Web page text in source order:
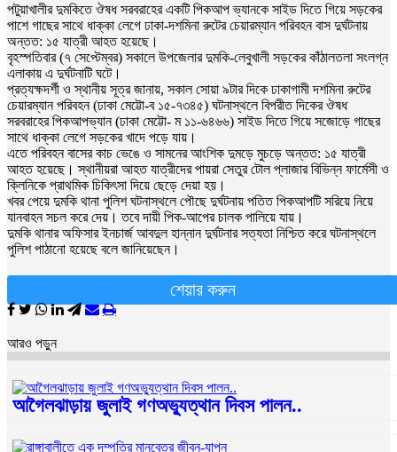
পটুয়াখালীর দুমকিতে ঔষধ সরবরাহের একটি পিকআপ ভ্যানকে সাইড দিতে গিয়ে সড়কের
পাশে গাছের সাথে ধাক্কা লেগে ঢাকা-দশমিনা রুটের চেয়ারম্যান পরিবহন বাস দুর্ঘটনায়
অন্তত: ১৫ যাত্রী আহত হয়েছে।
বৃহস্পতিবার (৭ সেপ্টেম্বর) সকালে উপজেলার দুমকি-লেবুখালী সড়কের কাঁঠালতলা সংলগ্ন
এলাকায় এ দুর্ঘটনাটি ঘটে।
প্রত্যক্ষদর্শী ও স্থানীয় সূত্র জানায়, সকাল সোয়া ৯টার দিকে ঢাকাগামী দশমিনা রুটের
চেয়ারম্যান পরিবহন (ঢাকা মেট্টো-ব ১৫-৭৩৪৫) ঘটনাস্থলে বিপরীত দিকের ঔষধ
সরবরাহের পিকআপভ্যান (ঢাকা মেট্টো- ম ১১-৬৪৬৬) সাইড দিতে গিয়ে সজোড়ে গাছের
সাথে ধাক্কা লেগে সড়কের খাদে পড়ে যায়।
এতে পরিবহন বাসের কাচ ভেঙে ও সামনের আংশিক দুমড়ে মুচড়ে অন্তত: ১৫ যাত্রী
আহত হয়েছে। স্থানীয়রা আহত যাত্রীদের পায়রা সেতুর টোল প্লাজার বিভিন্ন ফার্মেসী ও
ক্লিনিকে প্রাথমিক চিকিৎসা দিয়ে ছেড়ে দেয়া হয়।
খবর পেয়ে দুমকি থানা পুলিশ ঘটনাস্থলে পৌছে দুর্ঘটনায় পতিত পিকআপটি সরিয়ে নিয়ে
যানবাহন সচল করে দেয়। তবে দায়ী পিক-আপের চালক পালিয়ে যায়।
দুমকি থানার অফিসার ইনচার্জ আবদুল হান্নান দুর্ঘটনার সত্যতা নিশ্চিত করে ঘটনাস্থলে
পুলিশ পাঠানো হয়েছে বলে জানিয়েছেন।
শেয়ার করুন
আরও পড়ুন
আগৈলঝাড়ায় জুলাই গণঅভ্যুত্থান দিবস পালন..